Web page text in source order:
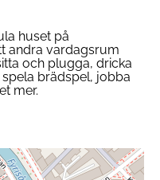
huset på
andra vardagsrum
och plugga, dricka
brädspel, jobba
mer.